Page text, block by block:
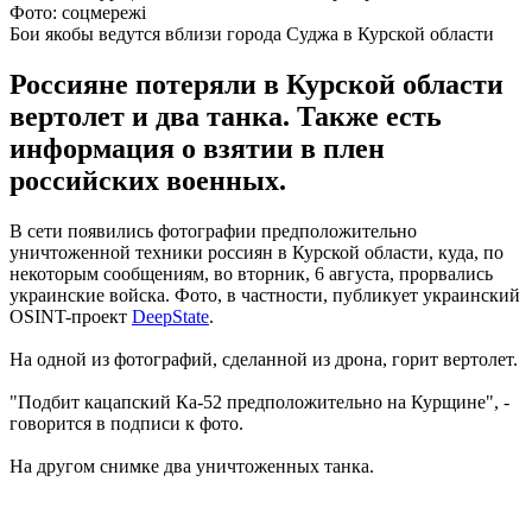
Фото: соцмережі
Бои якобы ведутся вблизи города Суджа в Курской области
Россияне потеряли в Курской области
вертолет и два танка. Также есть
информация о взятии в плен
российских военных.
В сети появились фотографии предположительно
уничтоженной техники россиян в Курской области, куда, по
некоторым сообщениям, во вторник, 6 августа, прорвались
украинские войска. Фото, в частности, публикует украинский
OSINT-проект DeepState.
На одной из фотографий, сделанной из дрона, горит вертолет.
"Подбит кацапский Ка-52 предположительно на Курщине", -
говорится в подписи к фото.
На другом снимке два уничтоженных танка.